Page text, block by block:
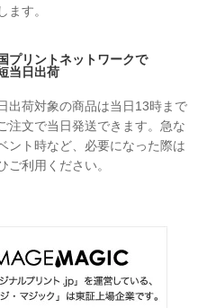
ます。
プリントネットワークで
当日出荷
出荷対象の商品は当日13時まで
注文で当日発送できます。急な
ント時など、必要になった際は
ご利用ください。